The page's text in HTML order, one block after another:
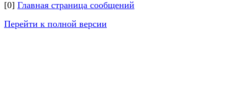
[0] Главная страница сообщений
Перейти к полной версии